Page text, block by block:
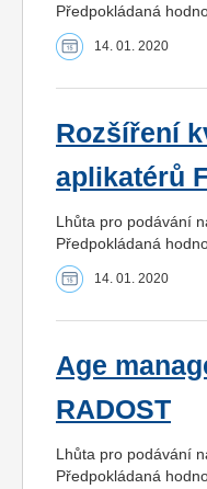
Předpokládaná
14. 01. 2020
Rozšíření
aplikatérů
Lhůta pro podávání
Předpokládaná
14. 01. 2020
Age
RADOST
Lhůta pro podávání
Předpokládaná